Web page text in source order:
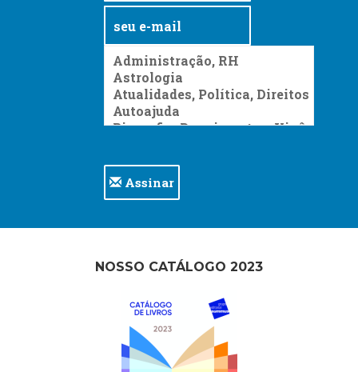
Assinar
NOSSO CATÁLOGO 2023